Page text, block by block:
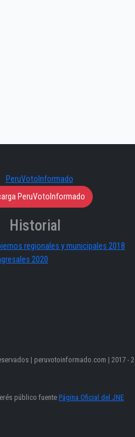
PeruVotoInformado
Historial
regionales y municipales 2018
2020
| peruvotoinformado.com | 2017 -
público fuente Página Oficial del JNE